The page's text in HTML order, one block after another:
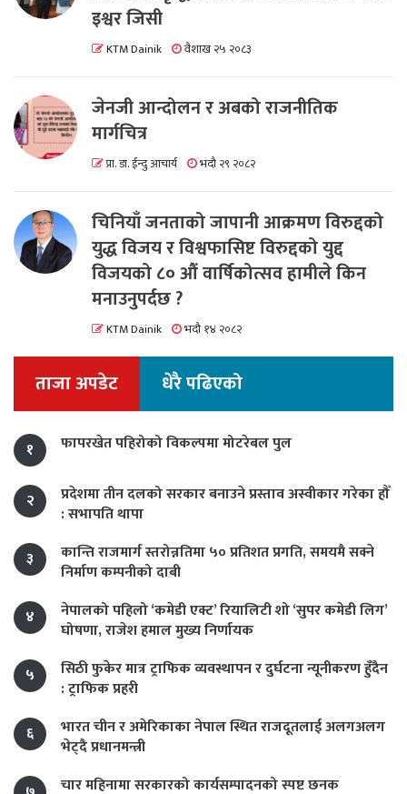
इश्वर जिसी
KTM Dainik वैशाख २५ २०८३
जेनजी आन्दोलन र अबको राजनीतिक
मार्गचित्र
प्रा. डा. ईन्दु आचार्य भदौ २९ २०८२
चिनियाँ जनताको जापानी आक्रमण विरुद्दको
युद्ध विजय र विश्वफासिष्ट विरुद्दको युद्द
विजयको ८० औं वार्षिकोत्सव हामीले किन
मनाउनुपर्दछ ?
KTM Dainik भदौ १४ २०८२
ताजा अपडेट धेरै पढिएको
१ फापरखेत पहिरोको विकल्पमा मोटरेबल पुल
२
प्रदेशमा तीन दलको सरकार बनाउने प्रस्ताव अस्वीकार गरेका हौँ
: सभापति थापा
३
कान्ति राजमार्ग स्तरोन्नतिमा ५० प्रतिशत प्रगति, समयमै सक्ने
निर्माण कम्पनीको दाबी
४
नेपालको पहिलो ‘कमेडी एक्ट’ रियालिटी शो ‘सुपर कमेडी लिग’
घोषणा, राजेश हमाल मुख्य निर्णायक
५
सिठी फुकेर मात्र ट्राफिक व्यवस्थापन र दुर्घटना न्यूनीकरण हुँदैन
: ट्राफिक प्रहरी
६
भारत चीन र अमेरिकाका नेपाल स्थित राजदूतलाई अलगअलग
भेट्दै प्रधानमन्त्री
चार महिनामा सरकारको कार्यसम्पादनको स्पष्ट छनक